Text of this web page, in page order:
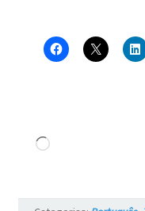
Carregando...